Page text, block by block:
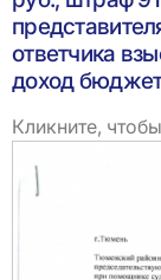
ответчика
доход
Кликните,